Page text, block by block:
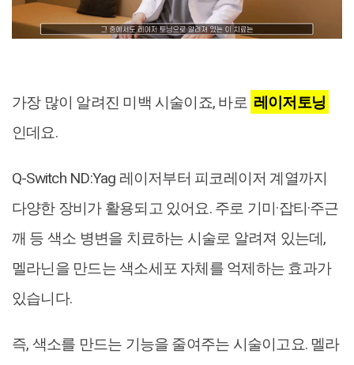
가장 많이 알려진 미백 시술이죠, 바로 레이저토닝
인데요.
Q-Switch ND:Yag 레이저부터 피코레이저 계열까지
다양한 장비가 활용되고 있어요. 주로 기미·잡티·주근
깨 등 색소 병변을 치료하는 시술로 알려져 있는데,
멜라닌을 만드는 색소세포 자체를 억제하는 효과가
있습니다.
즉, 색소를 만드는 기능을 줄여주는 시술이고요. 멜라